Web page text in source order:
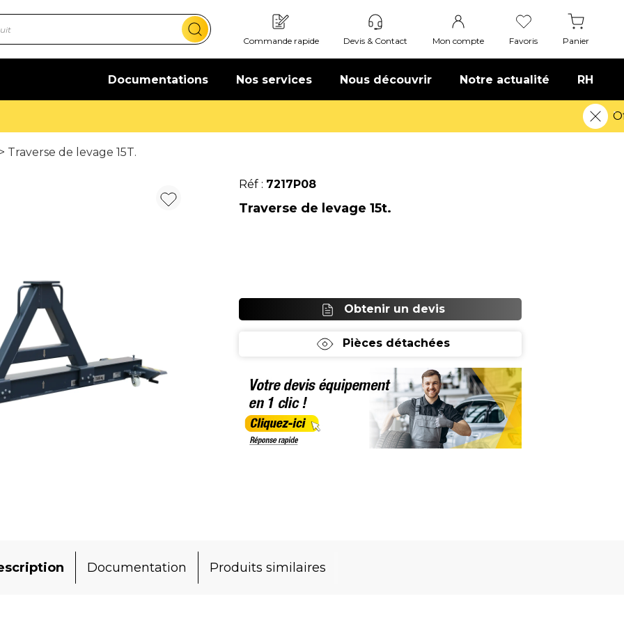
Commande rapide Devis & Contact Mon compte Favoris Panier
Documentations Nos services Nous découvrir Notre actualité RH
Traverse de levage 15T.
Réf : 7217P08
Traverse de levage 15t.
Obtenir un devis
Pièces détachées
Documentation Produits similaires